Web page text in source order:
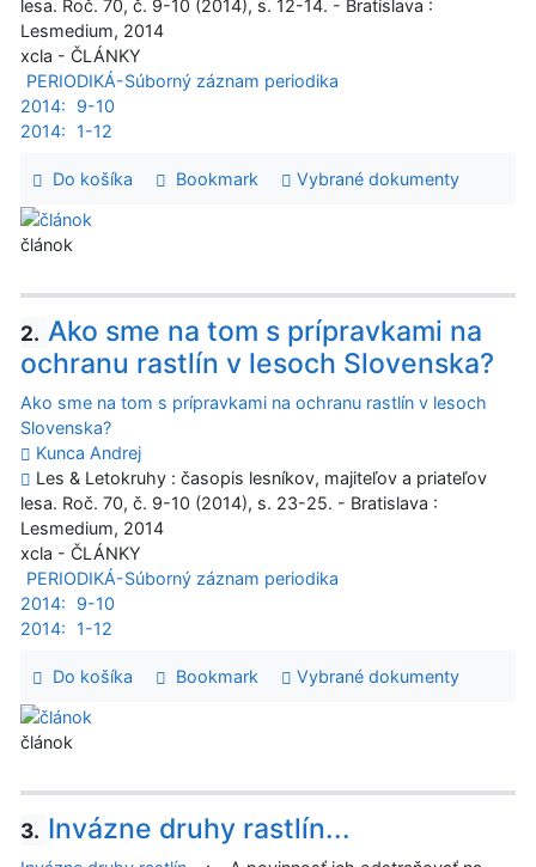
lesa. Roč. 70, č. 9-10 (2014), s. 12-14. - Bratislava :
Lesmedium, 2014
xcla - ČLÁNKY
PERIODIKÁ-Súborný záznam periodika
2014:
9-10
2014:
1-12
Do košíka Bookmark Vybrané dokumenty
článok
2. Ako sme na tom s prípravkami na
ochranu rastlín v lesoch Slovenska?
Ako sme na tom s prípravkami na ochranu rastlín v lesoch
Slovenska?
Kunca Andrej
Les & Letokruhy : časopis lesníkov, majiteľov a priateľov
lesa. Roč. 70, č. 9-10 (2014), s. 23-25. - Bratislava :
Lesmedium, 2014
xcla - ČLÁNKY
PERIODIKÁ-Súborný záznam periodika
2014:
9-10
2014:
1-12
Do košíka Bookmark Vybrané dokumenty
článok
3. Invázne druhy rastlín...